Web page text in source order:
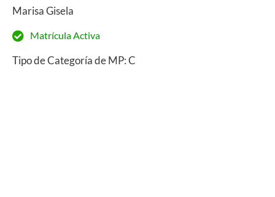
Marisa Gisela
Matrícula Activa
Tipo de Categoría de MP: C